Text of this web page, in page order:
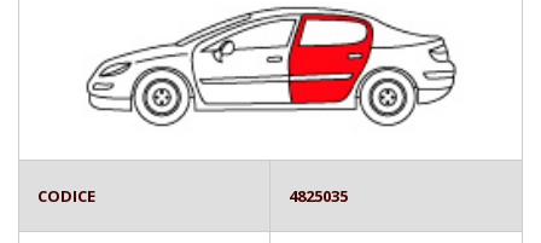
CODICE 4825035